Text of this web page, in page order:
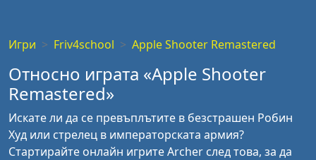
Игри Friv4school Apple Shooter Remastered
Относно играта «Apple Shooter
Remastered»
Искате ли да се превъплътите в безстрашен Робин
Худ или стрелец в императорската армия?
Стартирайте онлайн игрите Archer след това, за да